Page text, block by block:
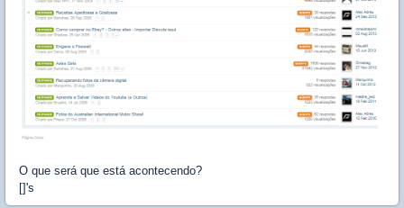
O que será que está acontecendo?
[]'s